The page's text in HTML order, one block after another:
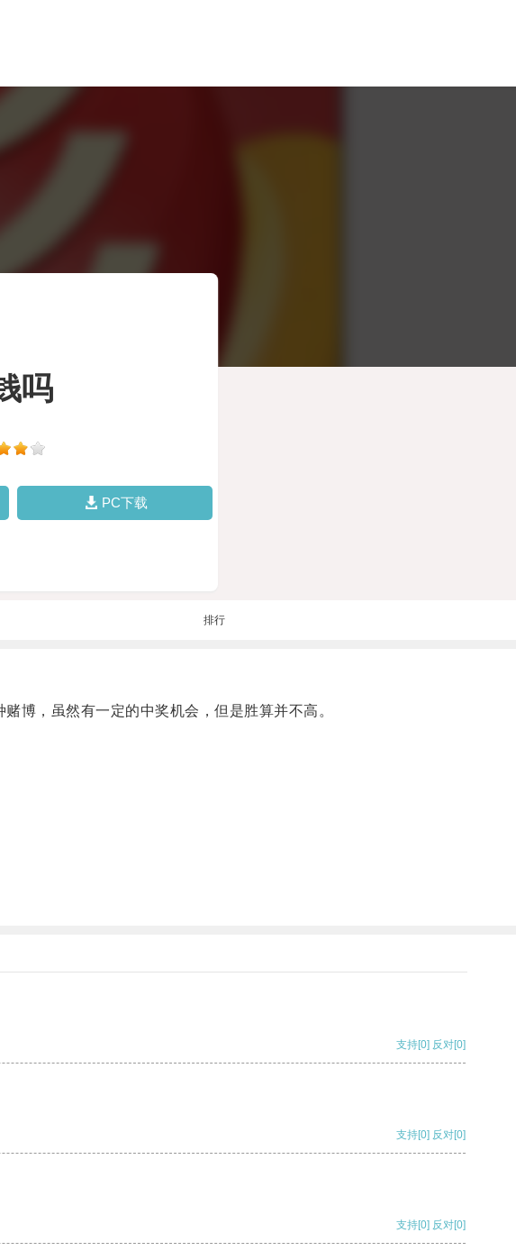
吗
PC下载
排行
，虽然有一定的中奖机会，但是胜算并不高。
支持[0] 反对[0]
支持[0] 反对[0]
支持[0] 反对[0]